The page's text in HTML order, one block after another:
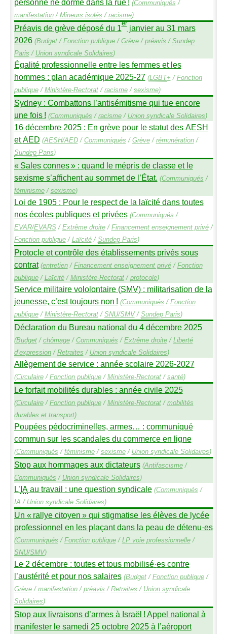
personne ne dorme dans la rue ! (Communiqués /
manifestation/ Mineurs isolés / racisme)
Préavis de grève déposé du 1erjanvier au 31 mars
2026 (Budget/ Fonction publique/ Grève/ préavis / Sundep
Paris / Union syndicale Solidaires)
Égalité professionnelle entre les femmes et les
hommes : plan académique 2025-27 (LGBT+ / Fonction
publique/ Ministère-Rectorat/ racisme/ sexisme)
Sydney : Combattons l’antisémitisme qui tue encore
une fois ! (Communiqués / racisme/ Union syndicale Solidaires)
16 décembre 2025 : En grève pour le statut des AESH
etAED (AESH/AED/ Communiqués / Grève/ rémunération/
SundepParis)
« Sales connes» : quand le mépris de classe et le
sexisme s’affichent au sommet de l’État. (Communiqués /
féminisme/ sexisme)
Loi de 1905 : Pour le respect de la laïcité dans toutes
nos écoles publiques et privées (Communiqués /
EVAR/EVARS/ Extrême droite/ Financement enseignement privé/
Fonction publique/ Laïcité/ SundepParis)
Protocle et contrôle des établissements privés sous
contrat (entretien/ Financement enseignement privé/ Fonction
publique/ Laïcité/ Ministère-Rectorat/ protocole)
Service militaire vololontaire (SMV) : militarisation de la
jeunesse, c’est toujours non ! (Communiqués / Fonction
publique/ Ministère-Rectorat/ SNU/SMV/ SundepParis)
Déclaration du Bureau national du 4 décembre 2025
(Budget/ chômage/ Communiqués / Extrême droite/ Liberté
d’expression/ Retraites / Union syndicale Solidaires)
Allègement de service : année scolaire 2026-2027
(Circulaire/ Fonction publique/ Ministère-Rectorat/ santé)
Le forfait mobilités durables : année civile 2025
(Circulaire/ Fonction publique/ Ministère-Rectorat/ mobilités
durables et transport)
Poupées pédocriminelles, armes… : communiqué
commun sur les scandales du commerce en ligne
(Communiqués / féminisme/ sexisme/ Union syndicale Solidaires)
Stop aux hommages aux dictateurs (Antifascisme/
Communiqués / Union syndicale Solidaires)
L’IAau travail : une question syndicale (Communiqués /
IA / Union syndicale Solidaires)
Un « rallye citoyen » qui stigmatise les élèves de lycée
professionnel en les plaçant dans la peau de détenu·es
(Communiqués / Fonction publique/ LPvoie professionnelle/
SNU/SMV)
Le 2 décembre : toutes et tous mobilisé·es contre
l’austérité et pour nos salaires (Budget/ Fonction publique/
Grève/ manifestation/ préavis / Retraites / Union syndicale
Solidaires)
Stop aux livraisons d’armes à Israël ! Appel national à
manifester le samedi 25 octobre 2025 à l’aéroport